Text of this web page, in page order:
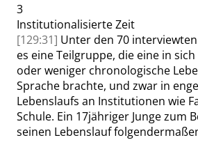
3
Institutionalisierte Zeit
[129:31] Unter den 70
es eine Teilgruppe, die eine in
oder weniger chronologische
Sprache brachte, und zwar in
Lebenslaufs an Institutionen wie
Schule. Ein 17jähriger Junge zum
seinen Lebenslauf